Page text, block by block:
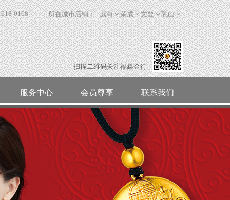
0168 所在城市店铺： 威海 荣成 文登 乳山
扫描二维码关注福鑫金行
活动视频
珍可 小棉袄的陪伴
荣成
服务中心 会员尊享 联系我们